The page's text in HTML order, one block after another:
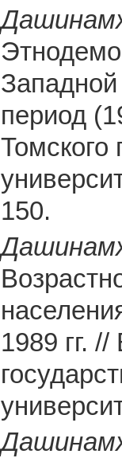
период
Томского
150.
1989 гг.